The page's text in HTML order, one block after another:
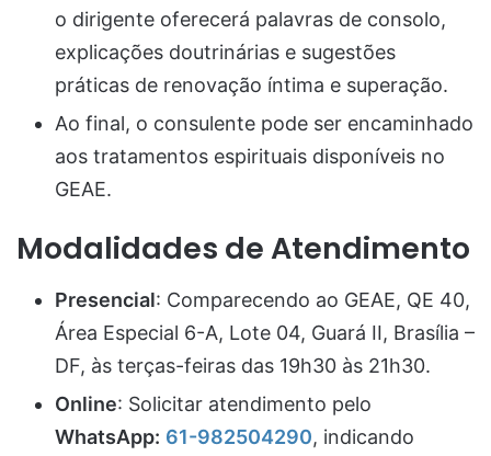
o dirigente oferecerá palavras de consolo,
explicações doutrinárias e sugestões
práticas de renovação íntima e superação.
Ao final, o consulente pode ser encaminhado
aos tratamentos espirituais disponíveis no
GEAE.
Modalidades de Atendimento
Presencial: Comparecendo ao GEAE, QE 40,
Área Especial 6-A, Lote 04, Guará II, Brasília –
DF, às terças-feiras das 19h30 às 21h30.
Online: Solicitar atendimento pelo
WhatsApp: 61-982504290, indicando